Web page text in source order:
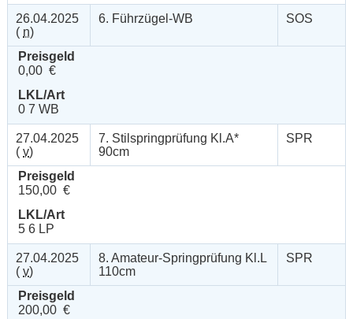
26.04.2025
( n)
6. Führzügel-WB SOS
Preisgeld
0,00 €
LKL/Art
0 7 WB
27.04.2025
( v)
7. Stilspringprüfung Kl.A*
90cm
SPR
Preisgeld
150,00 €
LKL/Art
5 6 LP
27.04.2025
( v)
8. Amateur-Springprüfung Kl.L
110cm
SPR
Preisgeld
200,00 €